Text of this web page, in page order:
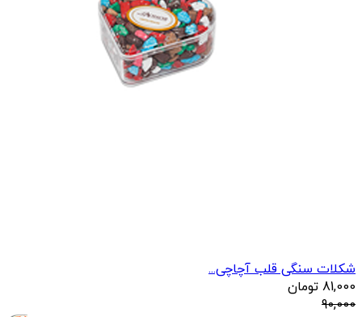
شکلات سنگی قلب آچاچی...
81,000 تومان
90,000